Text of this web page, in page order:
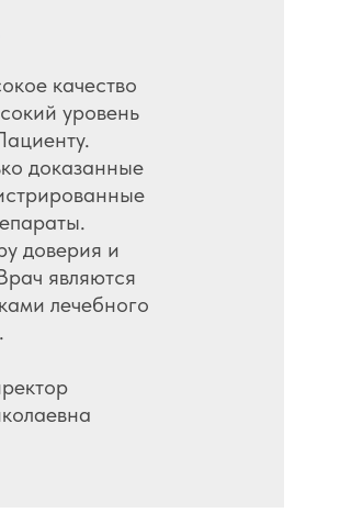
качество
уровень
доказанные
доверия и
являются
лечебного